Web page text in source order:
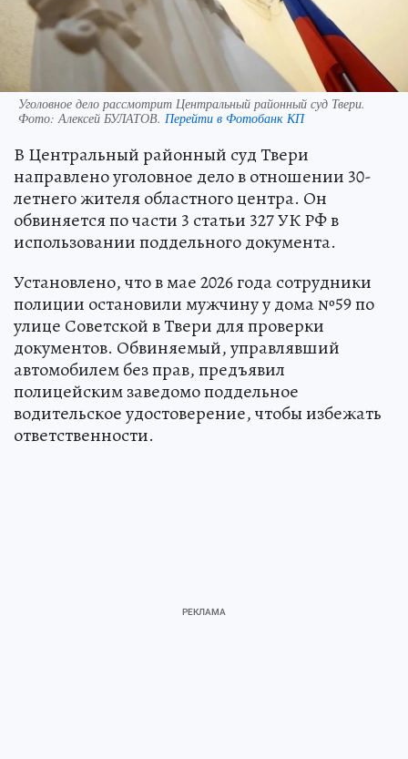
Уголовное дело рассмотрит Центральный районный суд Твери.
Фото:Алексей БУЛАТОВ. Перейти в Фотобанк КП
В Центральный районный суд Твери
направлено уголовное дело в отношении 30-
летнего жителя областного центра. Он
обвиняется по части 3 статьи 327 УК РФ в
использовании поддельного документа.
Установлено, что в мае 2026 года сотрудники
полиции остановили мужчину у дома №59 по
улице Советской в Твери для проверки
документов. Обвиняемый, управлявший
автомобилем без прав, предъявил
полицейским заведомо поддельное
водительское удостоверение, чтобы избежать
ответственности.